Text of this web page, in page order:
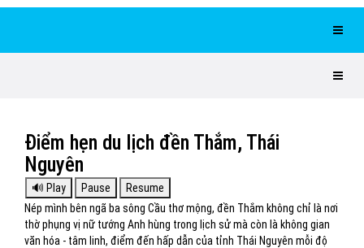
Điểm hẹn du lịch đền Thắm, Thái
Nguyên
Nép mình bên ngã ba sông Cầu thơ mộng, đền Thắm không chỉ là nơi
thờ phụng vị nữ tướng Anh hùng trong lịch sử mà còn là không gian
văn hóa - tâm linh, điểm đến hấp dẫn của tỉnh Thái Nguyên mỗi độ